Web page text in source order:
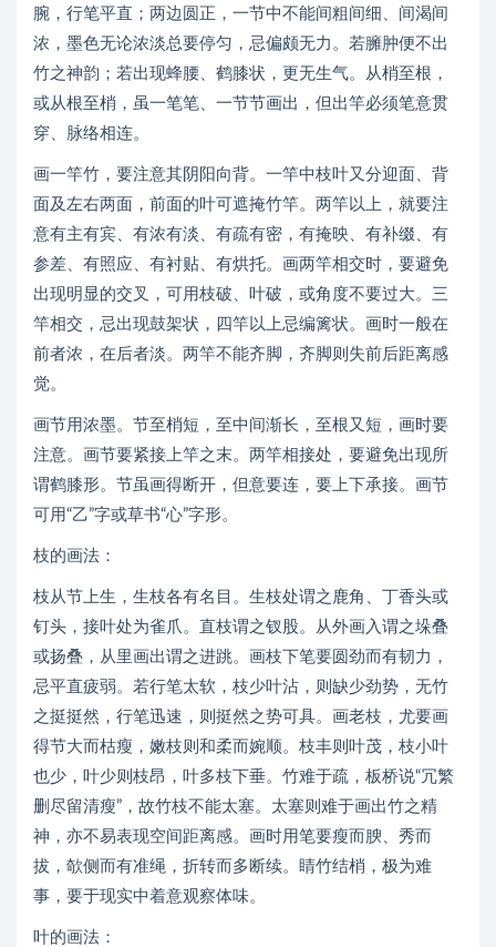
腕，行笔平直；两边圆正，一节中不能间粗间细、间渴间
浓，墨色无论浓淡总要停匀，忌偏颇无力。若臃肿便不出
竹之神韵；若出现蜂腰、鹤膝状，更无生气。从梢至根，
或从根至梢，虽一笔笔、一节节画出，但出竿必须笔意贯
穿、脉络相连。
画一竿竹，要注意其阴阳向背。一竿中枝叶又分迎面、背
面及左右两面，前面的叶可遮掩竹竿。两竿以上，就要注
意有主有宾、有浓有淡、有疏有密，有掩映、有补缀、有
参差、有照应、有衬贴、有烘托。画两竿相交时，要避免
出现明显的交叉，可用枝破、叶破，或角度不要过大。三
竿相交，忌出现鼓架状，四竿以上忌编篱状。画时一般在
前者浓，在后者淡。两竿不能齐脚，齐脚则失前后距离感
觉。
画节用浓墨。节至梢短，至中间渐长，至根又短，画时要
注意。画节要紧接上竿之末。两竿相接处，要避免出现所
谓鹤膝形。节虽画得断开，但意要连，要上下承接。画节
可用“乙”字或草书“心”字形。
枝的画法：
枝从节上生，生枝各有名目。生枝处谓之鹿角、丁香头或
钉头，接叶处为雀爪。直枝谓之钗股。从外画入谓之垛叠
或扬叠，从里画出谓之进跳。画枝下笔要圆劲而有韧力，
忌平直疲弱。若行笔太软，枝少叶沾，则缺少劲势，无竹
之挺挺然，行笔迅速，则挺然之势可具。画老枝，尤要画
得节大而枯瘦，嫩枝则和柔而婉顺。枝丰则叶茂，枝小叶
也少，叶少则枝昂，叶多枝下垂。竹难于疏，板桥说“冗繁
删尽留清瘦”，故竹枝不能太塞。太塞则难于画出竹之精
神，亦不易表现空间距离感。画时用笔要瘦而腴、秀而
拔，欹侧而有准绳，折转而多断续。睛竹结梢，极为难
事，要于现实中着意观察体味。
叶的画法：